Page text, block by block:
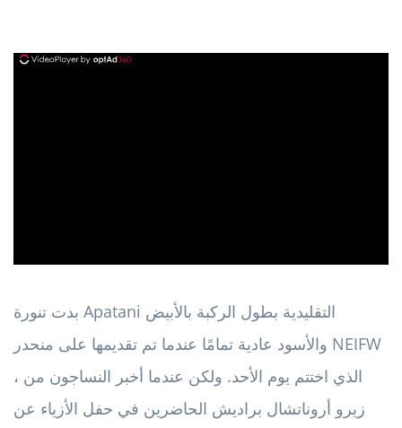
بدت تنورة Apatani التقليدية بطول الركبة بالأبيض
والأسود عادية تمامًا عندما تم تقديمها على منحدر NEIFW
، الذي اختتم يوم الأحد. ولكن عندما أخبر النساجون من
زيرو أروناتشال براديش الحاضرين في حفل الأزياء عن